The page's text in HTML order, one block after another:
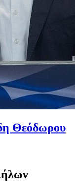
Θεόδωρου